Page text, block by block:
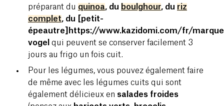
préparant du quinoa, du boulghour, du riz
complet, du [petit-
épeautre]https://www.kazidomi.com/fr/
vogel qui peuvent se conserver facilement 3
jours au frigo un fois cuit.
Pour les légumes, vous pouvez également faire
de même avec les légumes cuits qui sont
également délicieux en salades froides